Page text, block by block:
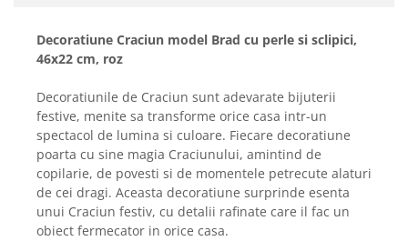
Decoratiune Craciun model Brad cu perle si sclipici,
46x22 cm, roz
Decoratiunile de Craciun sunt adevarate bijuterii
festive, menite sa transforme orice casa intr-un
spectacol de lumina si culoare. Fiecare decoratiune
poarta cu sine magia Craciunului, amintind de
copilarie, de povesti si de momentele petrecute alaturi
de cei dragi. Aceasta decoratiune surprinde esenta
unui Craciun festiv, cu detalii rafinate care il fac un
obiect fermecator in orice casa.